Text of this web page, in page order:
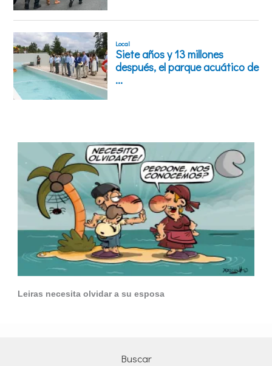
Leiras necesita olvidar a su esposa
Buscar